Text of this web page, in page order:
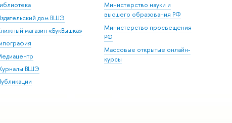
дом ВШЭ
магазин «БукВышка»
ВШЭ
Министерство науки и
высшего образования РФ
Министерство просвещения
РФ
Массовые открытые онлайн-
курсы